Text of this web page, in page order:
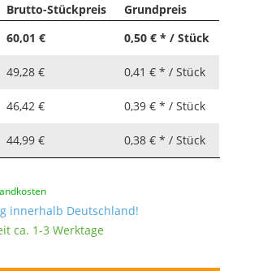
Brutto-Stückpreis
Grundpreis
60,01 € 0,50 € * / Stück
49,28 € 0,41 € * / Stück
46,42 € 0,39 € * / Stück
44,99 € 0,38 € * / Stück
innerhalb Deutschland!
ca. 1-3 Werktage